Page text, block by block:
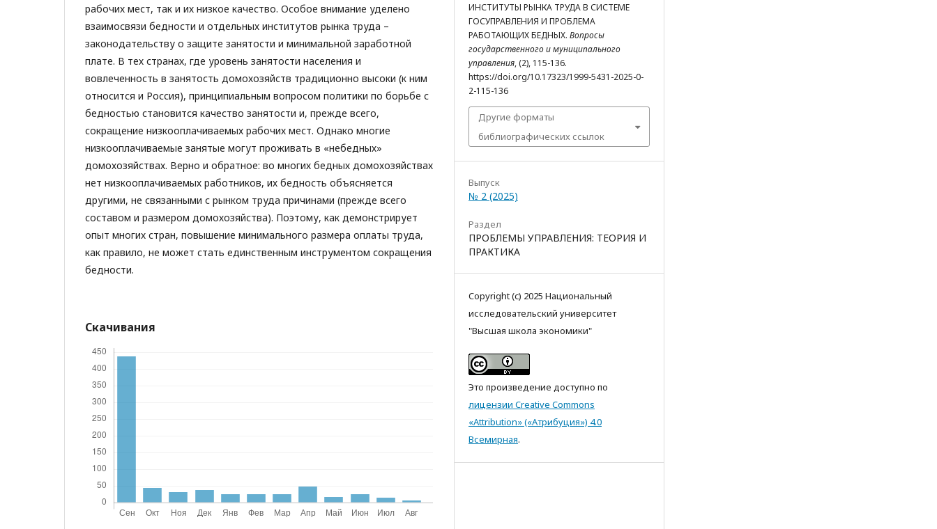
рабочих мест, так и их низкое качество. Особое внимание уделено
взаимосвязи бедности и отдельных институтов рынка труда –
законодательству о защите занятости и минимальной заработной
плате. В тех странах, где уровень занятости населения и
вовлеченность в занятость домохозяйств традиционно высоки (к ним
относится и Россия), принципиальным вопросом политики по борьбе с
бедностью становится качество занятости и, прежде всего,
сокращение низкооплачиваемых рабочих мест. Однако многие
низкооплачиваемые занятые могут проживать в «небедных»
домохозяйствах. Верно и обратное: во многих бедных домохозяйствах
нет низкооплачиваемых работников, их бедность объясняется
другими, не связанными с рынком труда причинами (прежде всего
составом и размером домохозяйства). Поэтому, как демонстрирует
опыт многих стран, повышение минимального размера оплаты труда,
как правило, не может стать единственным инструментом сокращения
бедности.
Скачивания
ИНСТИТУТЫ РЫНКА ТРУДА В СИСТЕМЕ
ГОСУПРАВЛЕНИЯ И ПРОБЛЕМА
РАБОТАЮЩИХ БЕДНЫХ. Вопросы
государственного и муниципального
управления, (2), 115-136.
https://doi.org/10.17323/1999-5431-2025-0-
2-115-136
Другие форматы
библиографических ссылок
Выпуск
№ 2 (2025)
Раздел
ПРОБЛЕМЫ УПРАВЛЕНИЯ: ТЕОРИЯ И
ПРАКТИКА
Copyright (c) 2025 Национальный
исследовательский университет
"Высшая школа экономики"
Это произведение доступно по
лицензии Creative Commons
«Attribution» («Атрибуция») 4.0
Всемирная.